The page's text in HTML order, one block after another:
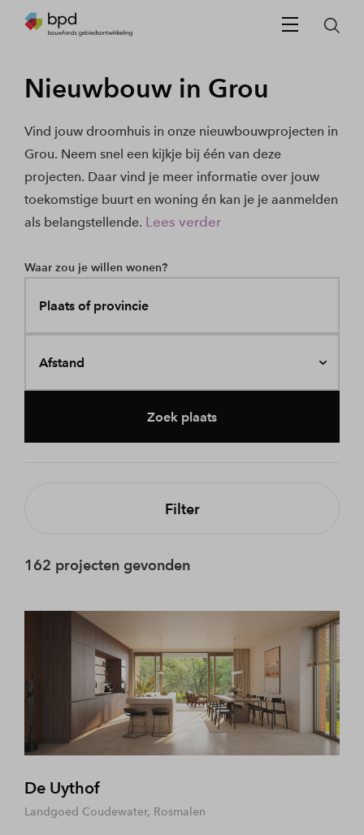
Nieuwbouw in Grou
Vind jouw droomhuis in onze nieuwbouwprojecten in
Grou. Neem snel een kijkje bij één van deze
projecten. Daar vind je meer informatie over jouw
toekomstige buurt en woning én kan je je aanmelden
als belangstellende. Lees verder
Waar zou je willen wonen?
Plaats of provincie
Afstand
Zoek plaats
Filter
162 projecten gevonden
De Uythof
Landgoed Coudewater, Rosmalen